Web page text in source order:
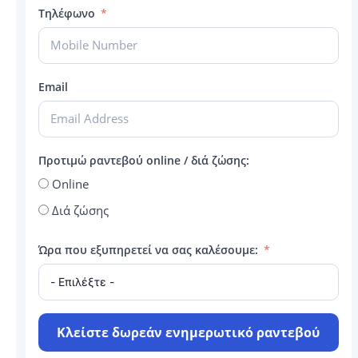
Τηλέφωνο
Email
Προτιμώ ραντεβού online / διά ζώσης:
Online
Διά ζώσης
Ώρα που εξυπηρετεί να σας καλέσουμε:
Κλείστε δωρεάν ενημερωτικό ραντεβού